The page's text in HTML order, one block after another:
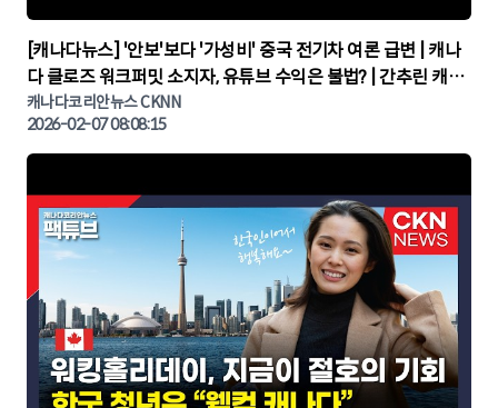
▶
[캐나다뉴스] '안보'보다 '가성비' 중국 전기차 여론 급변 | 캐나
다 클로즈 워크퍼밋 소지자, 유튜브 수익은 불법? | 간추린 캐나
다뉴스 | CKNNEWS, 캐나다코리안뉴스
캐나다코리안뉴스 CKNN
2026-02-07 08:08:15